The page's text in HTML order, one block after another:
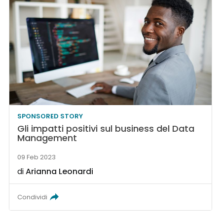
SPONSORED STORY
Gli impatti positivi sul business del Data
Management
09 Feb 2023
diArianna Leonardi
Condividi